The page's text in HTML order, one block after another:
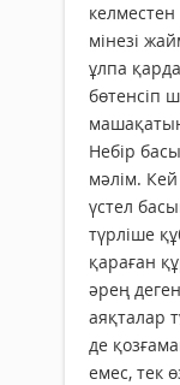
мінезі
ұлпа
бөтенсіп
Небір
мәлім.
үстел
түрліше
қараған
әрең
аяқталар
де
емес, тек